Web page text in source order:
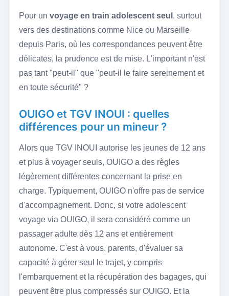
Pour un voyage en train adolescent seul , surtout
vers des destinations comme Nice ou Marseille
depuis Paris, où les correspondances peuvent être
délicates, la prudence est de mise. L'important n'est
pas tant "peut-il" que "peut-il le faire sereinement et
en toute sécurité" ?
OUIGO et TGV INOUI : quelles
différences pour un mineur ?
Alors que TGV INOUI autorise les jeunes de 12 ans
et plus à voyager seuls, OUIGO a des règles
légèrement différentes concernant la prise en
charge. Typiquement, OUIGO n'offre pas de service
d'accompagnement. Donc, si votre adolescent
voyage via OUIGO, il sera considéré comme un
passager adulte dès 12 ans et entièrement
autonome. C'est à vous, parents, d'évaluer sa
capacité à gérer seul le trajet, y compris
l'embarquement et la récupération des bagages, qui
peuvent être plus compressés sur OUIGO. Et la